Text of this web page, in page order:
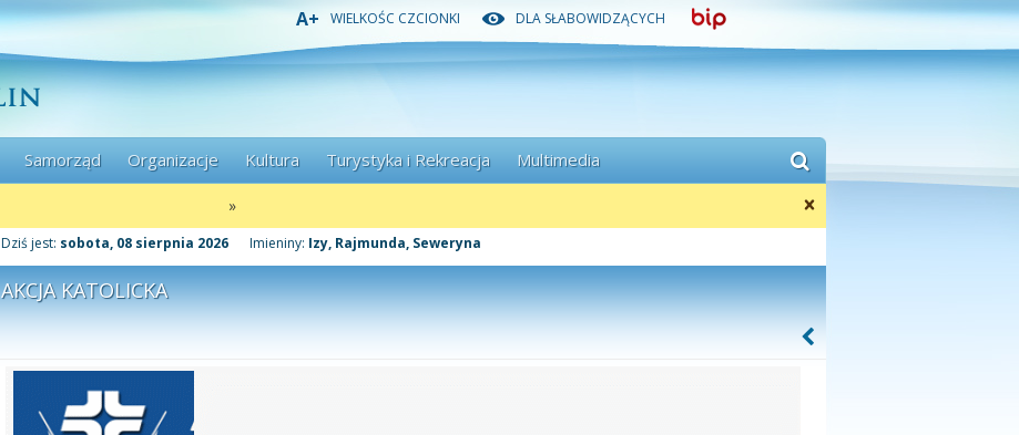
Przejdź
głównej
Przejdź
menu
Przejdź
stopki
A+ WIELKOŚC CZCIONKI DLA SŁABOWIDZĄCYCH
Samorząd Organizacje Kultura Turystyka i Rekreacja Multimedia
Dziś jest: sobota, 08 sierpnia 2026 Imieniny: Izy, Rajmunda, Seweryna
AKCJA KATOLICKA